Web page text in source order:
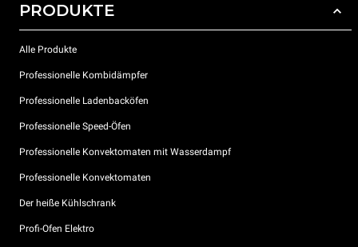
PRODUKTE
Alle Produkte
Professionelle Kombidämpfer
Professionelle Ladenbacköfen
Professionelle Speed-Öfen
Professionelle Konvektomaten mit Wasserdampf
Professionelle Konvektomaten
Der heiße Kühlschrank
Profi-Ofen Elektro